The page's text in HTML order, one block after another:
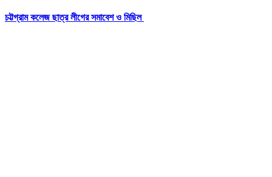
চট্টগ্রাম কলেজ ছাত্র লীগের সমাবেশ ও মিছিল